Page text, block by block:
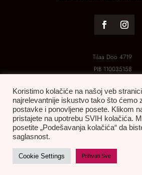
Tilaa Doo 4719
PIB 110035158
All rights reserved. ©
tilaa.rs
Koristimo kolačiće na našoj veb
najrelevantnije iskustvo tako što ćemo
postavke i ponovljene posete. Klikom
pristajete na upotrebu SVIH kolačića.
posetite „Podešavanja kolačića“ da
saglasnost.
Cookie Settings Prihvati Sve